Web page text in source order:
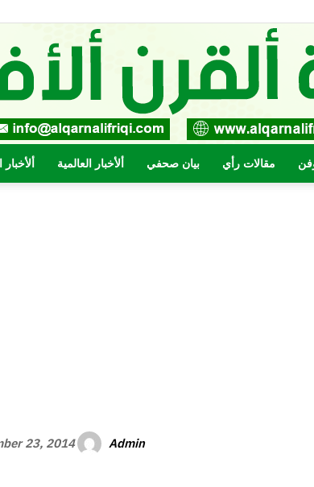
ألأخبار العالمية بيان صحفي مقالات رأي
23, 2014 Admin